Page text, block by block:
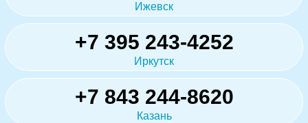
Ижевск
+7 395 243-4252
Иркутск
+7 843 244-8620
Казань